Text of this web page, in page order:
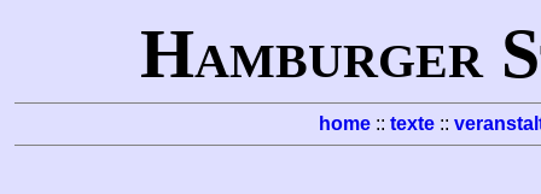
Hamburger
home :: texte ::